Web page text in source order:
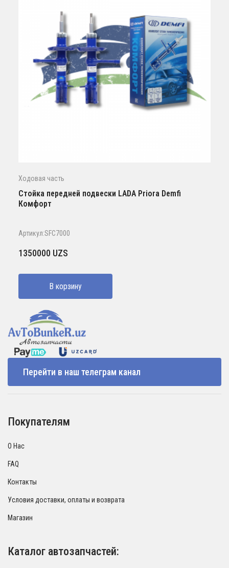
Ходовая часть
Стойка передней подвески LADA Priora Demfi
Комфорт
Артикул:SFC7000
1350000 UZS
В корзину
Перейти в наш телеграм канал
Покупателям
О Нас
FAQ
Контакты
Условия доставки, оплаты и возврата
Магазин
Каталог автозапчастей: